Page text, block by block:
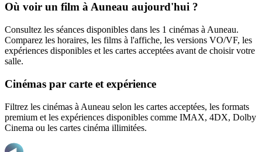
Où voir un film à Auneau aujourd'hui ?
Consultez les séances disponibles dans les 1 cinémas à Auneau.
Comparez les horaires, les films à l'affiche, les versions VO/VF, les
expériences disponibles et les cartes acceptées avant de choisir votre
salle.
Cinémas par carte et expérience
Filtrez les cinémas à Auneau selon les cartes acceptées, les formats
premium et les expériences disponibles comme IMAX, 4DX, Dolby
Cinema ou les cartes cinéma illimitées.